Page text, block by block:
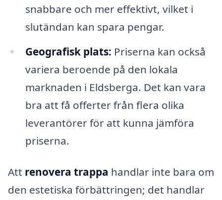
snabbare och mer effektivt, vilket i
slutändan kan spara pengar.
Geografisk plats: Priserna kan också
variera beroende på den lokala
marknaden i Eldsberga. Det kan vara
bra att få offerter från flera olika
leverantörer för att kunna jämföra
priserna.
Att renovera trappa handlar inte bara om
den estetiska förbättringen; det handlar